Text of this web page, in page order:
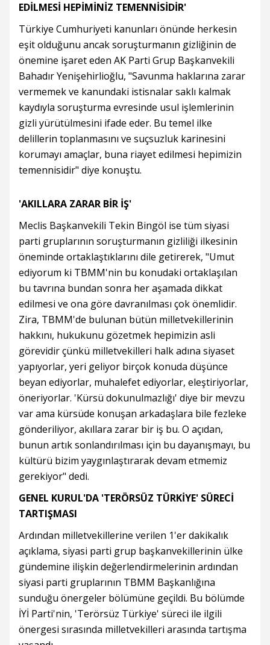
EDİLMESİ HEPİMİNİZ TEMENNİSİDİR'
Türkiye Cumhuriyeti kanunları önünde herkesin
eşit olduğunu ancak soruşturmanın gizliğinin de
önemine işaret eden AK Parti Grup Başkanvekili
Bahadır Yenişehirlioğlu, "Savunma haklarına zarar
vermemek ve kanundaki istisnalar saklı kalmak
kaydıyla soruşturma evresinde usul işlemlerinin
gizli yürütülmesini ifade eder. Bu temel ilke
delillerin toplanmasını ve suçsuzluk karinesini
korumayı amaçlar, buna riayet edilmesi hepimizin
temennisidir" diye konuştu.
'AKILLARA ZARAR BİR İŞ'
Meclis Başkanvekili Tekin Bingöl ise tüm siyasi
parti gruplarının soruşturmanın gizliliği ilkesinin
öneminde ortaklaştıklarını dile getirerek, "Umut
ediyorum ki TBMM'nin bu konudaki ortaklaşılan
bu tavrına bundan sonra her aşamada dikkat
edilmesi ve ona göre davranılması çok önemlidir.
Zira, TBMM'de bulunan bütün milletvekillerinin
hakkını, hukukunu gözetmek hepimizin asli
görevidir çünkü milletvekilleri halk adına siyaset
yapıyorlar, yeri geliyor birçok konuda düşünce
beyan ediyorlar, muhalefet ediyorlar, eleştiriyorlar,
öneriyorlar. 'Kürsü dokunulmazlığı' diye bir mevzu
var ama kürsüde konuşan arkadaşlara bile fezleke
gönderiliyor, akıllara zarar bir iş bu. O açıdan,
bunun artık sonlandırılması için bu dayanışmayı, bu
kültürü bizim yaygınlaştırarak devam etmemiz
gerekiyor" dedi.
GENEL KURUL'DA 'TERÖRSÜZ TÜRKİYE' SÜRECİ
TARTIŞMASI
Ardından milletvekillerine verilen 1'er dakikalık
açıklama, siyasi parti grup başkanvekillerinin ülke
gündemine ilişkin değerlendirmelerinin ardından
siyasi parti gruplarının TBMM Başkanlığına
sunduğu önergeler bölümüne geçildi. Bu bölümde
İYİ Parti'nin, 'Terörsüz Türkiye' süreci ile ilgili
önergesi sırasında milletvekilleri arasında tartışma